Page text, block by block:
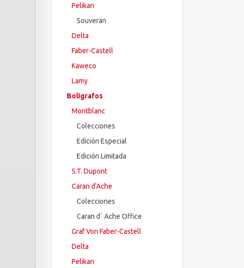
Pelikan
Souverän
Delta
Faber-Castell
Kaweco
Lamy
Boligrafos
Montblanc
Colecciones
Edición Especial
Edición Limitada
S.T. Dupont
Caran d'Ache
Colecciones
Caran d` Ache Office
Graf Von Faber-Castell
Delta
Pelikan